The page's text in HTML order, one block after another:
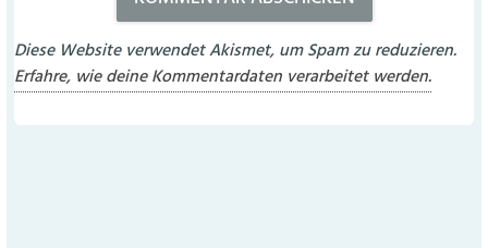
Diese Website verwendet Akismet, um Spam zu reduzieren.
Erfahre, wie deine Kommentardaten verarbeitet werden.